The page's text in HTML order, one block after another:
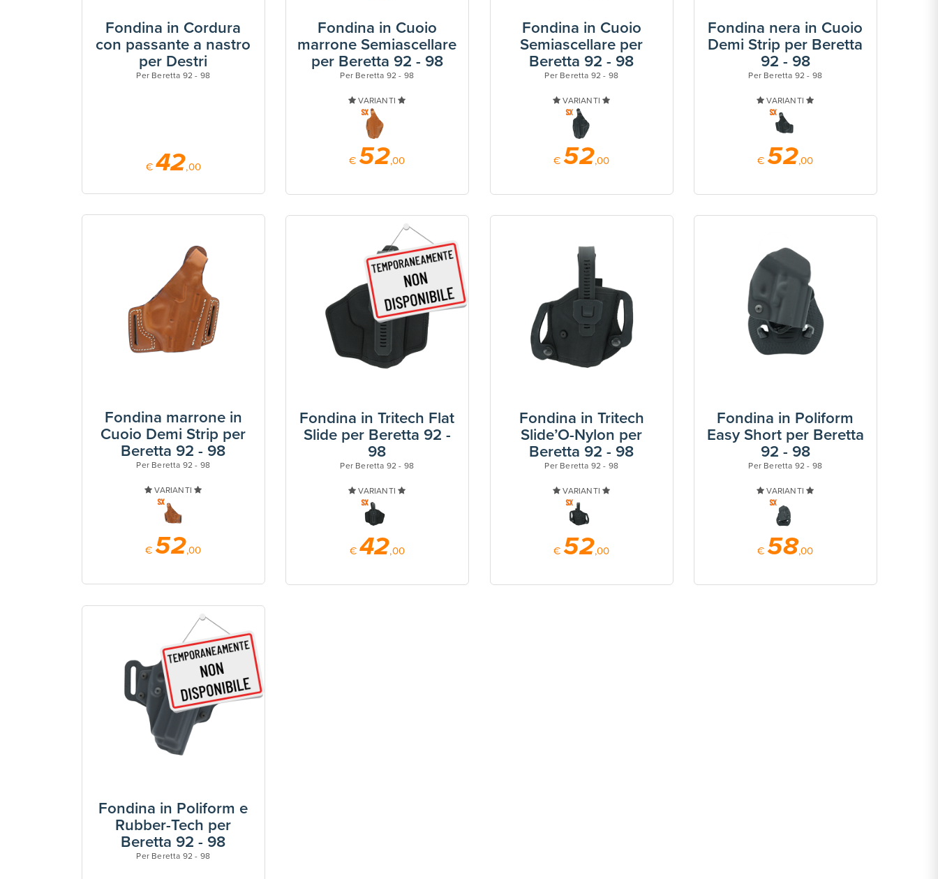
Fondina in Cordura
con passante a nastro
per Destri
Per Beretta 92 - 98
€ 42,00
Fondina in Cuoio
marrone Semiascellare
per Beretta 92 - 98
Per Beretta 92 - 98
VARIANTI
€52,00
Fondina in Cuoio
Semiascellare per
Beretta 92 - 98
Per Beretta 92 - 98
VARIANTI
€52,00
Fondina nera in Cuoio
Demi Strip per Beretta
92 - 98
Per Beretta 92 - 98
VARIANTI
€52,00
Fondina marrone in
Cuoio Demi Strip per
Beretta 92 - 98
Per Beretta 92 - 98
VARIANTI
€52,00
Fondina in Tritech Flat
Slide per Beretta 92 -
98
Per Beretta 92 - 98
VARIANTI
€ 42,00
Fondina in Tritech
Slide’O-Nylon per
Beretta 92 - 98
Per Beretta 92 - 98
VARIANTI
€52,00
Fondina in Poliform
Easy Short per Beretta
92 - 98
Per Beretta 92 - 98
VARIANTI
€58,00
Fondina in Poliform e
Rubber-Tech per
Beretta 92 - 98
Per Beretta 92 - 98